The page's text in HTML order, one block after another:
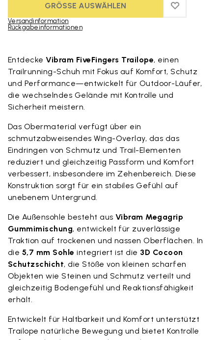
GRÖSSE AUSWÄHLEN ADD TO
ADD TO
Versandinformation
Rückgabeinformationen
EntdeckeVibram FiveFingers Trailope, einen
Trailrunning-Schuh mit Fokus auf Komfort, Schutz
und Performance—entwickelt für Outdoor-Läufer,
die wechselndes Gelände mit Kontrolle und
Sicherheit meistern.
Das Obermaterial verfügt über ein
schmutzabweisendes Wing-Overlay, das das
Eindringen von Schmutz und Trail-Elementen
reduziert und gleichzeitig Passform und Komfort
verbessert, insbesondere im Zehenbereich. Diese
Konstruktion sorgt für ein stabiles Gefühl auf
unebenem Untergrund.
Die Außensohle besteht aus Vibram Megagrip
Gummimischung, entwickelt für zuverlässige
Traktion auf trockenen und nassen Oberflächen. In
die 5,7 mm Sohle integriert ist die 3D Cocoon
Schutzschicht, die Stöße von kleinen scharfen
Objekten wie Steinen und Schmutz verteilt und
gleichzeitig Bodengefühl und Reaktionsfähigkeit
erhält.
Entwickelt für Haltbarkeit und Komfort unterstützt
Trailope natürliche Bewegung und bietet Kontrolle